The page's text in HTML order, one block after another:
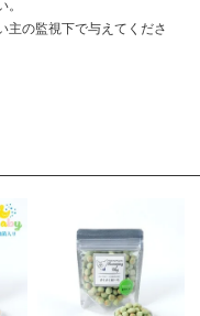
の監視下で与えてくださ